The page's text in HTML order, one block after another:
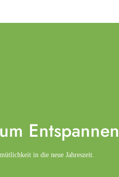
Entspannen
in die neue Jahreszeit.